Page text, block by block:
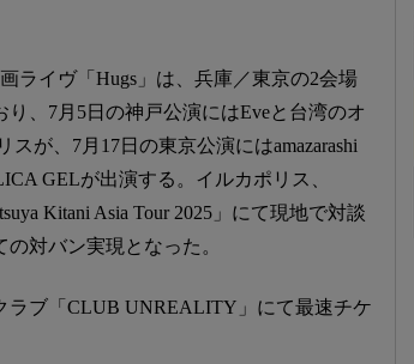
ライヴ「Hugs」は、兵庫／東京の2会場
、7月5日の神戸公演にはEveと台湾のオ
が、7月17日の東京公演にはamazarashi
GELが出演する。イルカポリス、
Kitani Asia Tour 2025」にて現地で対談
対バン実現となった。
ラブ「CLUB UNREALITY」にて最速チケ